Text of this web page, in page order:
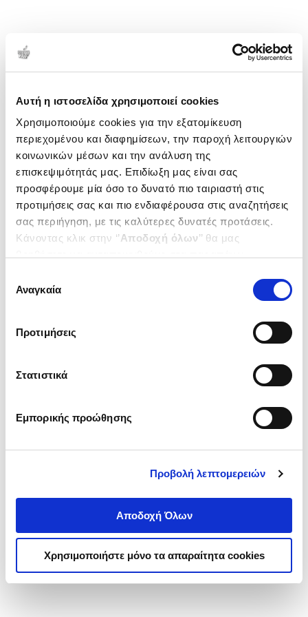
Αυτή η ιστοσελίδα χρησιμοποιεί cookies
Χρησιμοποιούμε cookies για την εξατομίκευση
περιεχομένου και διαφημίσεων, την παροχή λειτουργιών
κοινωνικών μέσων και την ανάλυση της
επισκεψιμότητάς μας. Επιδίωξη μας είναι σας
προσφέρουμε μία όσο το δυνατό πιο ταιριαστή στις
προτιμήσεις σας και πιο ενδιαφέρουσα στις αναζητήσεις
σας περιήγηση, με τις καλύτερες δυνατές προτάσεις.
Κάνοντας κλικ στην ‘’Αποδοχή όλων’’ θα μας
ενδιαφέρουν και να επιλέξετε από τα παρακάτω με την
΄΄και να ενημερωθείτε σχετικά με
συγκατάθεσης
Αναγκαία
Προτιμήσεις
Στατιστικά
Εμπορικής προώθησης
Προβολή λεπτομερειών
Αποδοχή Όλων
Χρησιμοποιήστε μόνο τα απαραίτητα cookies